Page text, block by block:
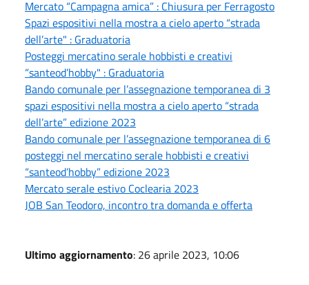
Mercato “Campagna amica” : Chiusura per Ferragosto
Spazi espositivi nella mostra a cielo aperto “strada
dell’arte" : Graduatoria
Posteggi mercatino serale hobbisti e creativi
“santeod’hobby" : Graduatoria
Bando comunale per l’assegnazione temporanea di 3
spazi espositivi nella mostra a cielo aperto “strada
dell’arte” edizione 2023
Bando comunale per l’assegnazione temporanea di 6
posteggi nel mercatino serale hobbisti e creativi
“santeod’hobby” edizione 2023
Mercato serale estivo Coclearia 2023
JOB San Teodoro, incontro tra domanda e offerta
Ultimo aggiornamento: 26 aprile 2023, 10:06